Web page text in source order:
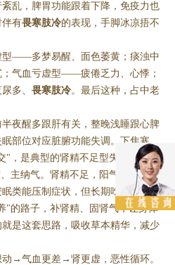
乱，脾胃功能跟着下降，免疫力也
伴有畏寒肢冷的表现，手脚冰凉捂不
型——多梦易醒、面色萎黄；痰浊中
气血亏虚型——疲倦乏力、心悸；
多、 畏寒肢冷。最后这种，占中老
夜醒多跟肝有关，整晚浅睡跟心脾
部位对应脏腑功能失调。下焦寒
"，是典型的肾精不足型失眠。
主纳气。肾精不足，阳气浮越在
类能压制症状，但长期吃对肝肾有
"的路子，补肾精、固肾气，让身体
是这套思路，吸收草本精华，减少
→气血更差→肾更虚，恶性循环。